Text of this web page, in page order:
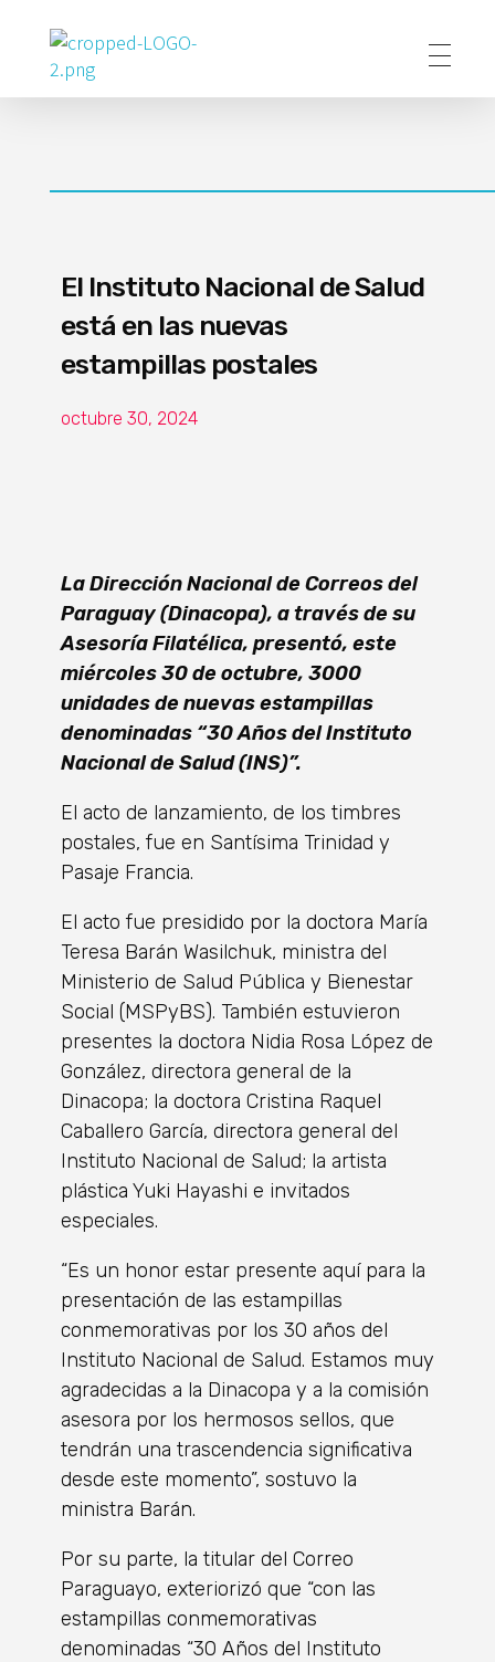
Poder Agropecuario
El Instituto Nacional de Salud
está en las nuevas
estampillas postales
octubre 30, 2024
La Dirección Nacional de Correos del
Paraguay (Dinacopa), a través de su
Asesoría Filatélica, presentó, este
miércoles 30 de octubre, 3000
unidades de nuevas estampillas
denominadas “30 Años del Instituto
Nacional de Salud (INS)”.
El acto de lanzamiento, de los timbres
postales, fue en Santísima Trinidad y
Pasaje Francia.
El acto fue presidido por la doctora María
Teresa Barán Wasilchuk, ministra del
Ministerio de Salud Pública y Bienestar
Social (MSPyBS). También estuvieron
presentes la doctora Nidia Rosa López de
González, directora general de la
Dinacopa; la doctora Cristina Raquel
Caballero García, directora general del
Instituto Nacional de Salud; la artista
plástica Yuki Hayashi e invitados
especiales.
“Es un honor estar presente aquí para la
presentación de las estampillas
conmemorativas por los 30 años del
Instituto Nacional de Salud. Estamos muy
agradecidas a la Dinacopa y a la comisión
asesora por los hermosos sellos, que
tendrán una trascendencia significativa
desde este momento”, sostuvo la
ministra Barán.
Por su parte, la titular del Correo
Paraguayo, exteriorizó que “con las
estampillas conmemorativas
denominadas “30 Años del Instituto